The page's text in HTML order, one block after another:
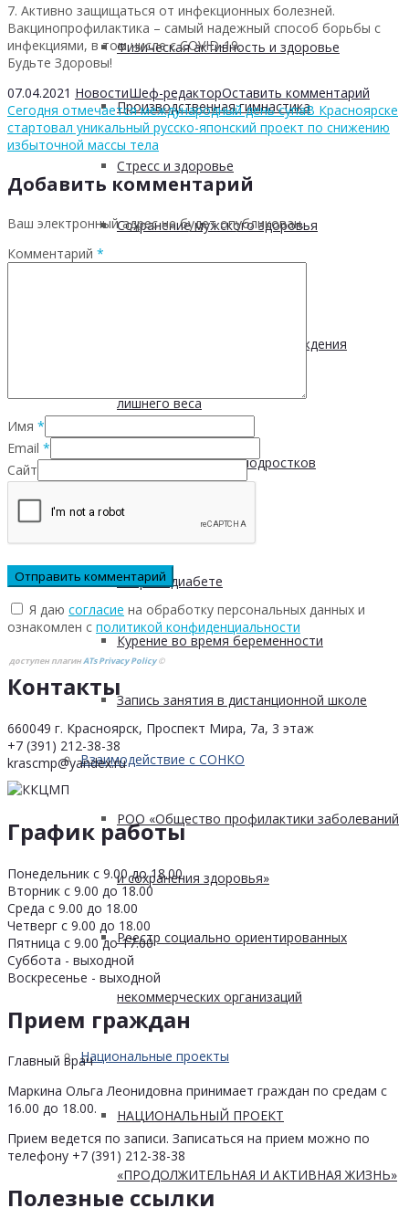
Физическая активность и здоровье
Производственная гимнастика
Стресс и здоровье
Сохранение мужского здоровья
Основы здоровья и предупреждения
лишнего веса
Пищевые привычки подростков
Вред курения
Мифы о диабете
Курение во время беременности
Запись занятия в дистанционной школе
Взаимодействие с СОНКО
РОО «Общество профилактики заболеваний
и сохранения здоровья»
Реестр социально ориентированных
некоммерческих организаций
Национальные проекты
НАЦИОНАЛЬНЫЙ ПРОЕКТ
«ПРОДОЛЖИТЕЛЬНАЯ И АКТИВНАЯ ЖИЗНЬ»
7. Активно защищаться от инфекционных болезней.
Вакцинопрофилактика – самый надежный способ борьбы с
инфекциями, в том числе с COVID-19.
Будьте Здоровы!
07.04.2021 НовостиШеф-редакторОставить комментарий
Сегодня отмечается международный день супаВ Красноярске
стартовал уникальный русско-японский проект по снижению
избыточной массы тела
Добавить комментарий
Ваш электронный адрес не будет опубликован.
Комментарий *
Имя *
Email *
Сайт
Я даю согласие на обработку персональных данных и
ознакомлен с политикой конфиденциальности
доступен плагинATs Privacy Policy©
Контакты
660049 г. Красноярск, Проспект Мира, 7а, 3 этаж
+7 (391) 212-38-38
krascmp@yandex.ru
График работы
Понедельник с 9.00 до 18.00
Вторник с 9.00 до 18.00
Среда с 9.00 до 18.00
Четверг с 9.00 до 18.00
Пятница с 9.00 до 17.00
Суббота - выходной
Воскресенье - выходной
Прием граждан
Главный врач
Маркина Ольга Леонидовна принимает граждан по средам с
16.00 до 18.00.
Прием ведется по записи. Записаться на прием можно по
телефону +7 (391) 212-38-38
Полезные ссылки